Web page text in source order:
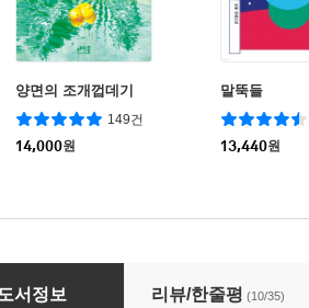
양면의 조개껍데기
149건
14,000원
말뚝들
13,440원
배우는 AI 에이전트 개발 입문+실전
도서정보 리뷰/한줄평 (10/35)